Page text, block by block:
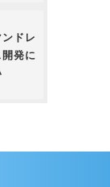
ドレ
発に